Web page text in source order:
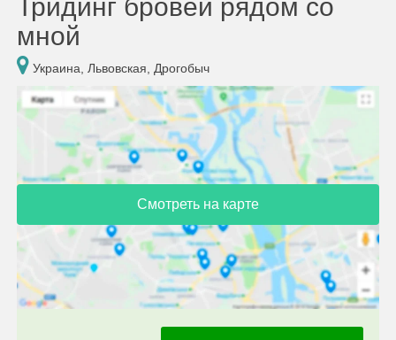
Тридинг бровей рядом со
мной
Украина, Львовская, Дрогобыч
Смотреть на карте